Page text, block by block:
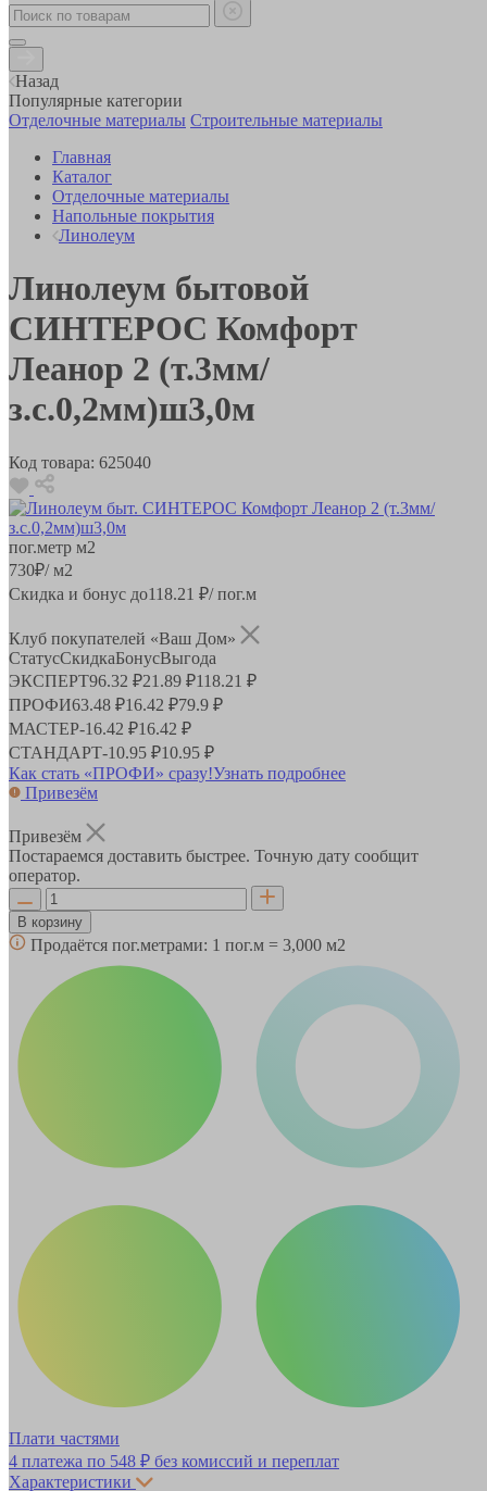
Назад
Популярные категории
Отделочные материалы Строительные материалы
Главная
Каталог
Отделочные материалы
Напольные покрытия
Линолеум
Линолеум бытовой
СИНТЕРОС Комфорт
Леанор 2 (т.3мм/
з.с.0,2мм)ш3,0м
Код товара: 625040
пог.метр м2
730₽/ м2
Скидка и бонус до118.21 ₽/ пог.м
Клуб покупателей «Ваш Дом»
СтатусСкидкаБонусВыгода
ЭКСПЕРТ96.32 ₽21.89 ₽118.21 ₽
ПРОФИ63.48 ₽16.42 ₽79.9 ₽
МАСТЕР-16.42 ₽16.42 ₽
СТАНДАРТ-10.95 ₽10.95 ₽
Как стать «ПРОФИ» сразу!Узнать подробнее
Привезём
Привезём
Постараемся доставить быстрее. Точную дату сообщит
оператор.
В корзину
Продаётся пог.метрами: 1 пог.м = 3,000 м2
Плати частями
4 платежа по 548 ₽ без комиссий и переплат
Характеристики